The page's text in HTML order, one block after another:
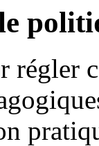
régler